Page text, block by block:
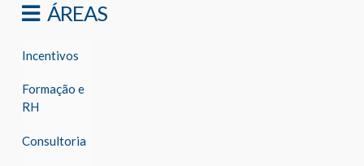
ÁREAS
Incentivos
Formação e
RH
Consultoria